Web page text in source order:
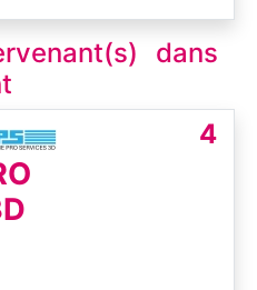
un service rapide et
que mes clients soient
de mon travail.
pour obtenir
une
dans
4